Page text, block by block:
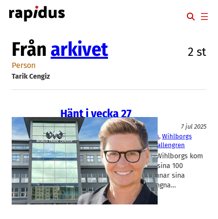
Hoppa
till
Från arkivet 2 st
Person
Tarik Cengiz
Hänt i vecka 27
Fakta
7 jul 2025
Catena, Doro, Prolight Diagnostics, Wihlborgs
Julian Read, Tarik Cengiz Ulrika Hallengren
Fastighetsbolagen Catena och Wihlborgs kom
med rapporter, Prolight fick in sina 100
miljoner och två börs-vdar lämnar sina
poster. Det är några av den gångna…